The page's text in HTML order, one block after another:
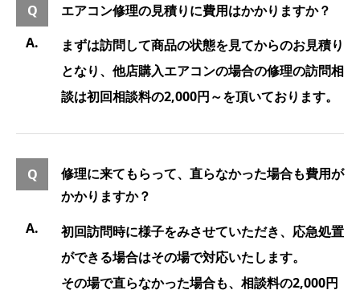
エアコン修理の見積りに費用はかかりますか？
まずは訪問して商品の状態を見てからのお見積り
となり、他店購入エアコンの場合の修理の訪問相
談は初回相談料の2,000円～を頂いております。
修理に来てもらって、直らなかった場合も費用が
かかりますか？
初回訪問時に様子をみさせていただき、応急処置
ができる場合はその場で対応いたします。
その場で直らなかった場合も、相談料の2,000円